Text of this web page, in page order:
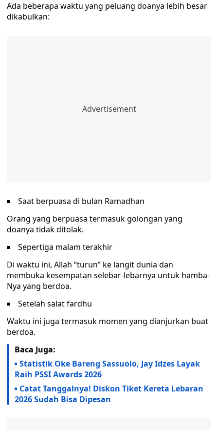
Ada beberapa waktu yang peluang doanya lebih besar
dikabulkan:
Saat berpuasa di bulan Ramadhan
Orang yang berpuasa termasuk golongan yang
doanya tidak ditolak.
Sepertiga malam terakhir
Di waktu ini, Allah “turun” ke langit dunia dan
membuka kesempatan selebar-lebarnya untuk hamba-
Nya yang berdoa.
Setelah salat fardhu
Waktu ini juga termasuk momen yang dianjurkan buat
berdoa.
Baca Juga:
Statistik Oke Bareng Sassuolo, Jay Idzes Layak
Raih PSSI Awards 2026
Catat Tanggalnya! Diskon Tiket Kereta Lebaran
2026 Sudah Bisa Dipesan